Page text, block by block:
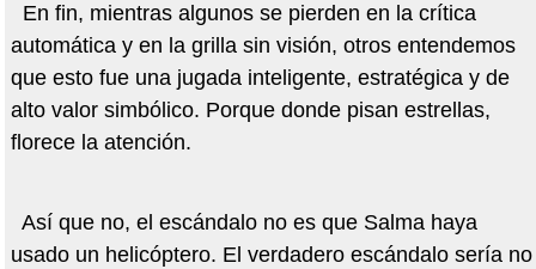
En fin, mientras algunos se pierden en la crítica
automática y en la grilla sin visión, otros entendemos
que esto fue una jugada inteligente, estratégica y de
alto valor simbólico. Porque donde pisan estrellas,
florece la atención.
Así que no, el escándalo no es que Salma haya
usado un helicóptero. El verdadero escándalo sería no